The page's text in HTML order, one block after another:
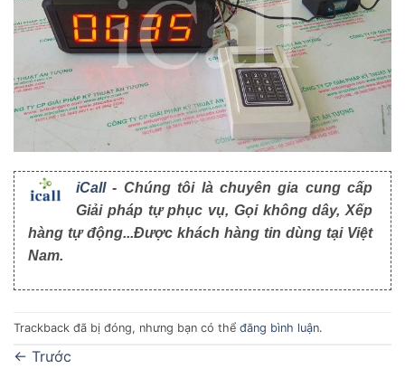
iCall- Chúng tôi là chuyên gia cung cấp
Giải pháp tự phục vụ, Gọi không dây, Xếp
hàng tự động...Được khách hàng tin dùng tại Việt
Nam.
Trackback đã bị đóng, nhưng bạn có thể đăng bình luận.
← Trước